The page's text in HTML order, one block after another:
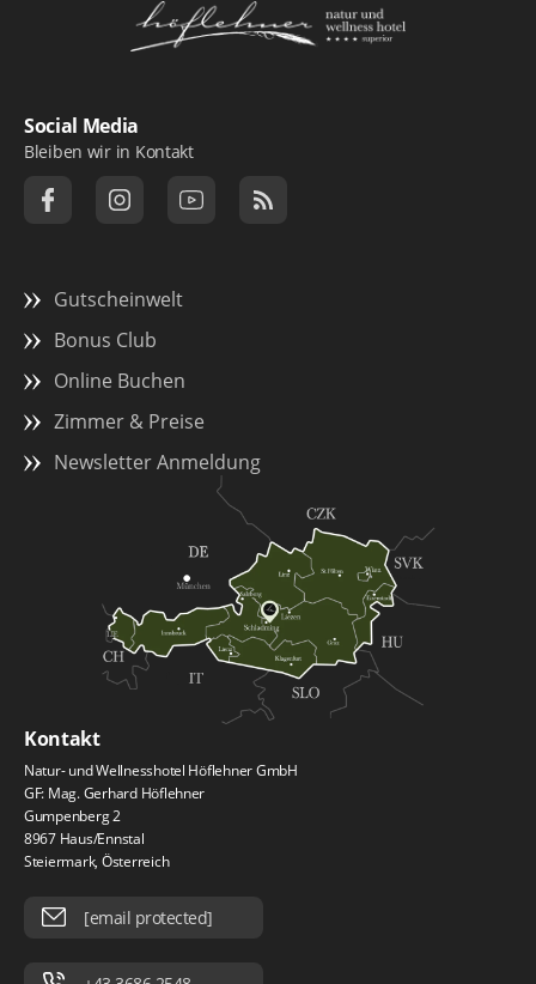
Logo Natur- und Wellnesshotel Höflehner
Social Media
Bleiben wir in Kontakt
Gutscheinwelt
Bonus Club
Online Buchen
Zimmer & Preise
Newsletter Anmeldung
Kontakt
Natur- und Wellnesshotel Höflehner GmbH
GF: Mag. Gerhard Höflehner
Gumpenberg 2
8967 Haus/Ennstal
Steiermark, Österreich
[email protected]